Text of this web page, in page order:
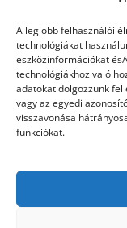
A legjobb felhasználói
technológiákat
eszközinformációkat
technológiákhoz való
adatokat dolgozzunk fel
vagy az egyedi
visszavonása
funkciókat.
Krasznai Tünde Like LiL
Nagy Feró Oláh
Cowell Szabó Dávid
Tarány Tamás Tóth
Kati X-factor X-
X-Faktor